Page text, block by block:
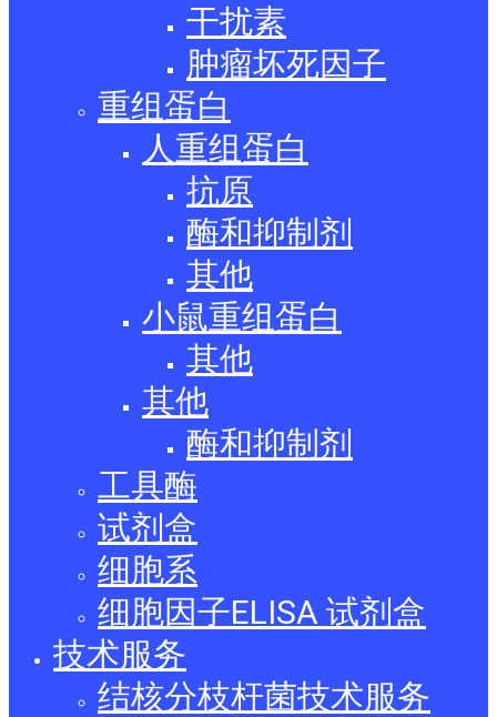
干扰素
肿瘤坏死因子
重组蛋白
人重组蛋白
抗原
酶和抑制剂
其他
小鼠重组蛋白
其他
其他
酶和抑制剂
工具酶
试剂盒
细胞系
细胞因子ELISA 试剂盒
技术服务
结核分枝杆菌技术服务